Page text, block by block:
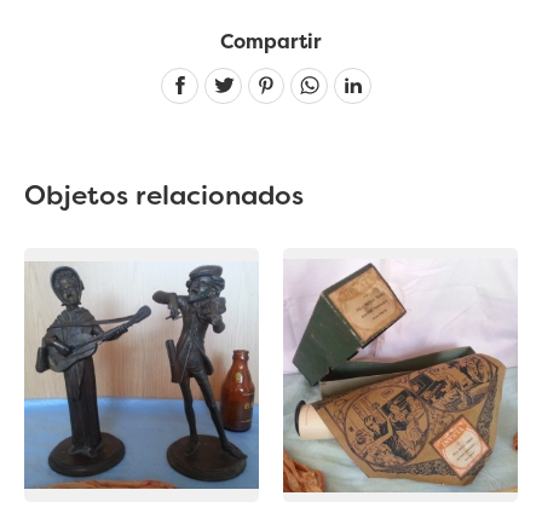
Compartir
Linkedin
Objetos relacionados